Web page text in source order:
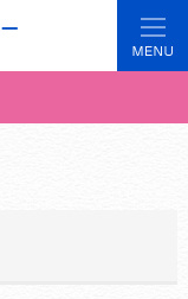
ご案内しています。